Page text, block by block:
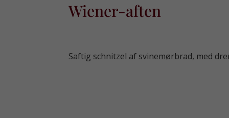
Wiener-aften
Saftig schnitzel af svinemørbrad, med